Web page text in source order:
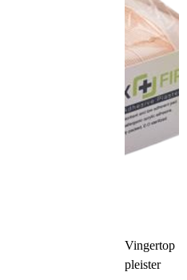
Vingertop
pleister